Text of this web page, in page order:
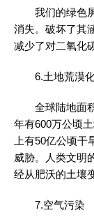
我们的绿色屏
消失。破坏了其
减少了对二氧化
6.土地荒漠
全球陆地面积
年有600万公顷
上有50亿公顷
威胁。人类文明
经从肥沃的土壤
7.空气污染